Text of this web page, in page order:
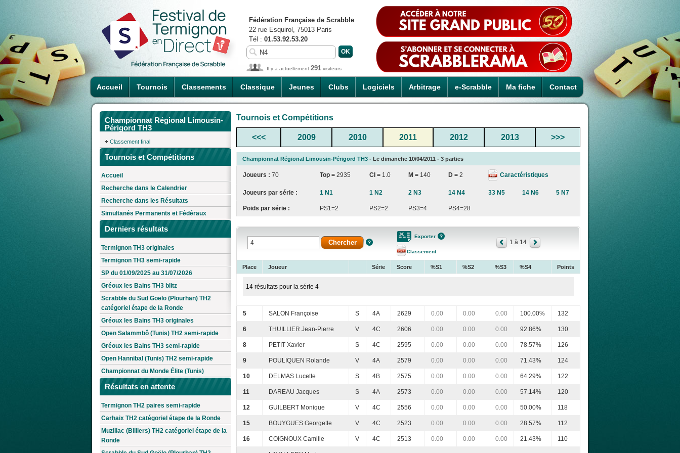
Accueil Tournois Classements Classique Jeunes Clubs Logiciels Arbitrage e-Scrabble Ma fiche Contact
Fédération Française de Scrabble
22 rue Esquirol, 75013 Paris
Tél : 01.53.92.53.20
Il y a actuellement 291 visiteurs
Championnat Régional Limousin-
Périgord TH3
Classement final
Tournois et Compétitions
Accueil
Recherche dans le Calendrier
Recherche dans les Résultats
Simultanés Permanents et Fédéraux
Derniers résultats
Termignon TH3 originales
Termignon TH3 semi-rapide
SP du 01/09/2025 au 31/07/2026
Gréoux les Bains TH3 blitz
Scrabble du Sud Goëlo (Plourhan) TH2
catégoriel étape de la Ronde
Gréoux les Bains TH3 originales
Open Salammbô (Tunis) TH2 semi-rapide
Gréoux les Bains TH3 semi-rapide
Open Hannibal (Tunis) TH2 semi-rapide
Championnat du Monde Élite (Tunis)
Résultats en attente
Termignon TH2 paires semi-rapide
Carhaix TH2 catégoriel étape de la Ronde
Muzillac (Billiers) TH2 catégoriel étape de la
Ronde
Tournois et Compétitions
<<< 2009 2010 2011 2012 2013 >>>
Championnat Régional Limousin-Périgord TH3 - Le dimanche 10/04/2011 - 3 parties
Joueurs : 70 Top = 2935 CI = 1.0 M = 140 D = 2 Caractéristiques
Joueurs par série : 1 N1 1 N2 2 N3 14 N4 33 N5 14 N6 5 N7
Poids par série : PS1=2 PS2=2 PS3=4 PS4=28
Exporter
Classement
1 à 14
Place Joueur Série Score %S1 %S2 %S3 %S4 Points
14 résultats pour la série 4
5 SALON Françoise S 4A 2629 0.00 0.00 0.00 100.00% 132
6 THUILLIER Jean-Pierre V 4C 2606 0.00 0.00 0.00 92.86% 130
8 PETIT Xavier S 4C 2595 0.00 0.00 0.00 78.57% 126
9 POULIQUEN Rolande V 4A 2579 0.00 0.00 0.00 71.43% 124
10 DELMAS Lucette S 4B 2575 0.00 0.00 0.00 64.29% 122
11 DAREAU Jacques S 4A 2573 0.00 0.00 0.00 57.14% 120
12 GUILBERT Monique V 4C 2556 0.00 0.00 0.00 50.00% 118
15 BOUYGUES Georgette V 4C 2523 0.00 0.00 0.00 28.57% 112
16 COIGNOUX Camille V 4C 2513 0.00 0.00 0.00 21.43% 110